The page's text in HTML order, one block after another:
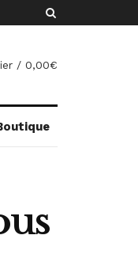
/ 0,00€